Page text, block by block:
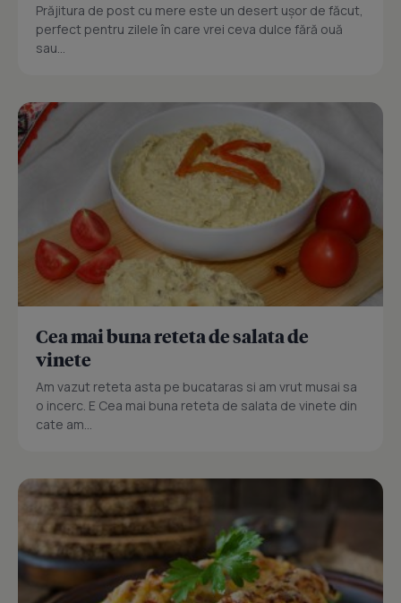
Prăjitura de post cu mere este un desert ușor de făcut,
perfect pentru zilele în care vrei ceva dulce fără ouă
sau...
Cea mai buna reteta de salata de
vinete
Am vazut reteta asta pe bucataras si am vrut musai sa
o incerc. E Cea mai buna reteta de salata de vinete din
cate am...